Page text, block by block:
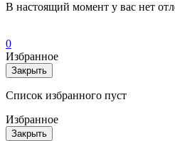
В настоящий момент у вас нет
0
Избранное
Закрыть
Список избранного пуст
Избранное
Закрыть